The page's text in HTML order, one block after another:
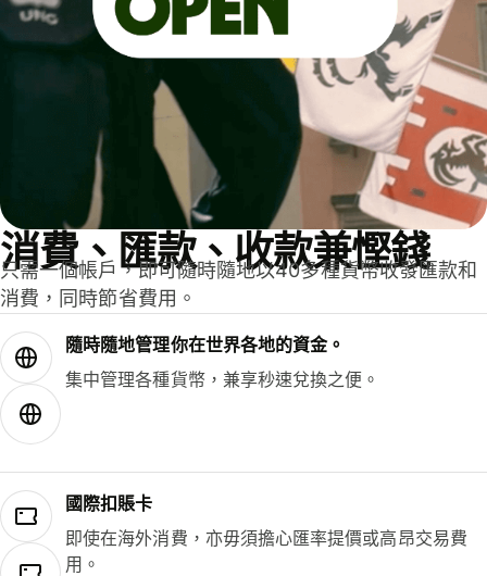
消費、匯款、收款兼慳錢
只需一個帳戶，即可隨時隨地以40多種貨幣收發匯款和
消費，同時節省費用。
隨時隨地管理你在世界各地的資金。
集中管理各種貨幣，兼享秒速兌換之便。
國際扣賬卡
即使在海外消費，亦毋須擔心匯率提價或高昂交易費
用。